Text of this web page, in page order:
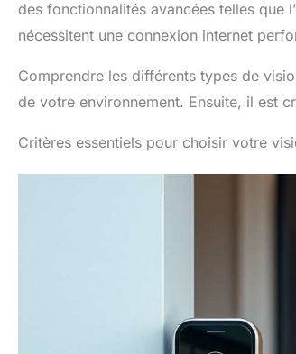
des fonctionnalités avancées telles que
nécessitent une connexion internet
Comprendre les différents types de
de votre environnement. Ensuite, il est
Critères essentiels pour choisir votre